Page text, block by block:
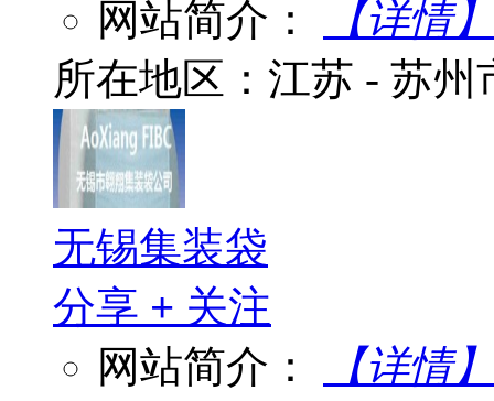
网站简介：
【详情】
所在地区：江苏 - 苏
无锡集装袋
分享 + 关注
网站简介：
【详情】